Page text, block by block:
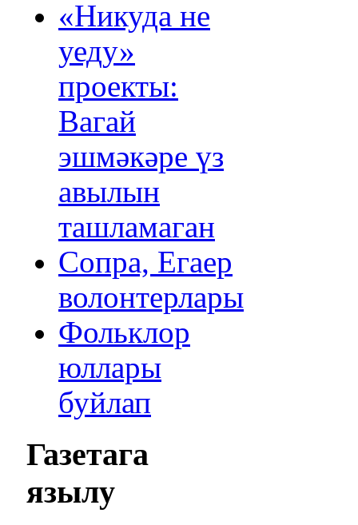
«Никуда не
уеду»
проекты:
Вагай
эшмәкәре үз
авылын
ташламаган
Сопра, Егаер
волонтерлары
Фольклор
юллары
буйлап
Газетага
язылу